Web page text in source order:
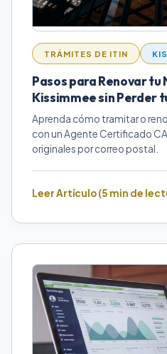
TRÁMITES DE ITIN
Pasos para Renovar tu
Kissimmee sin Perder
Aprenda cómo tramitar o
con un Agente Certificado
originales por correo postal.
Leer Artículo (5 min de